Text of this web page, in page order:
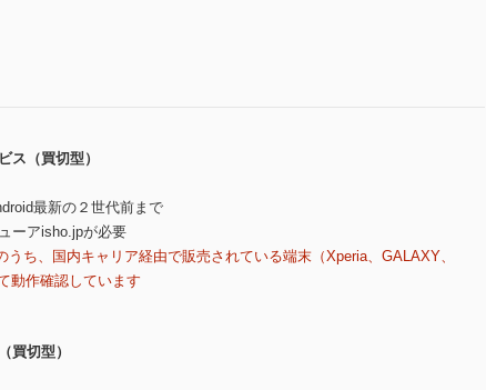
ス（買切型）
最新の２世代前まで
ーアisho.jpが必要
ち、国内キャリア経由で販売されている端末（Xperia、GALAXY、
動作確認しています
買切型）